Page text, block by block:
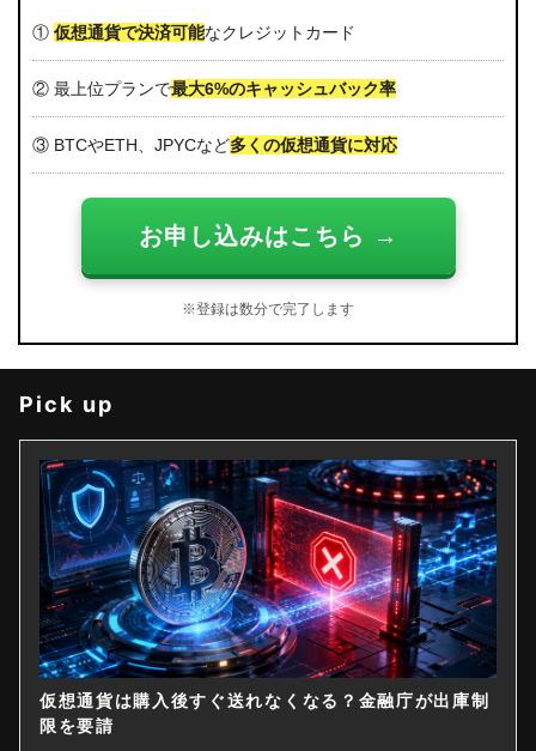
① 仮想通貨で決済可能なクレジットカード
② 最上位プランで最大6%のキャッシュバック率
③ BTCやETH、JPYCなど多くの仮想通貨に対応
お申し込みはこちら →
※登録は数分で完了します
Pick up
仮想通貨は購入後すぐ送れなくなる？金融庁が出庫制
限を要請